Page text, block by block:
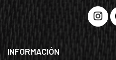
INFORMACIÓN